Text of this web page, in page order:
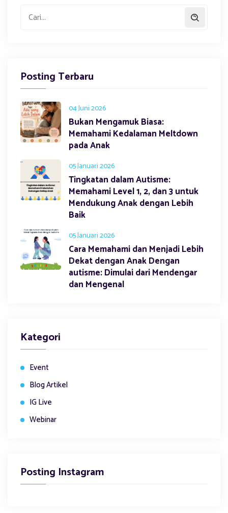
Posting Terbaru
04 Juni 2026
Bukan Mengamuk Biasa:
Memahami Kedalaman Meltdown
pada Anak
05 Januari 2026
Tingkatan dalam Autisme:
Memahami Level 1, 2, dan 3 untuk
Mendukung Anak dengan Lebih
Baik
05 Januari 2026
Cara Memahami dan Menjadi Lebih
Dekat dengan Anak Dengan
autisme: Dimulai dari Mendengar
dan Mengenal
Kategori
Event
Blog Artikel
IG Live
Webinar
Posting Instagram